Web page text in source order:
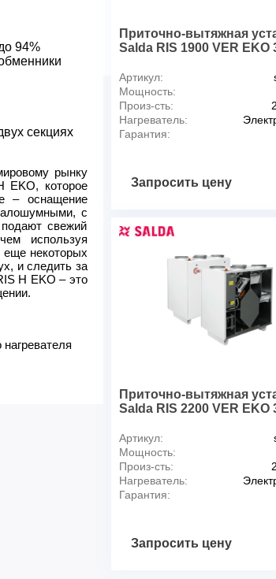
94%
секциях
рынку
EKO, которое
– оснащение
с
свежий
используя
еще некоторых
и следить за
H EKO – это
* - канальные нагреватели
Приточно-вытяжная
Salda RIS 1900 VER EKO
Артикул:
Мощность:
Произ-сть:
Нагреватель:
Гарантия:
Запросить цену
Приточно-вытяжная
Salda RIS 2200 VER EKO
Артикул:
Мощность:
Произ-сть:
Нагреватель:
Гарантия:
Запросить цену